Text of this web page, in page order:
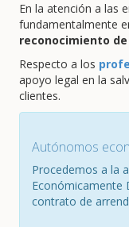
En la atención a las
fundamentalmente
reconocimiento
Respecto a los
apoyo legal en la
clientes.
Autónomos
Procedemos a la
Económicamente
contrato de